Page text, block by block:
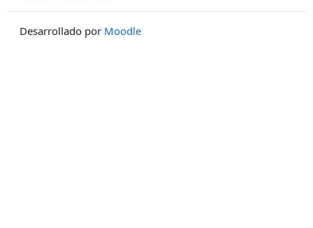
Desarrollado por Moodle